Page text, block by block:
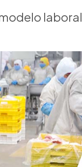
laboral